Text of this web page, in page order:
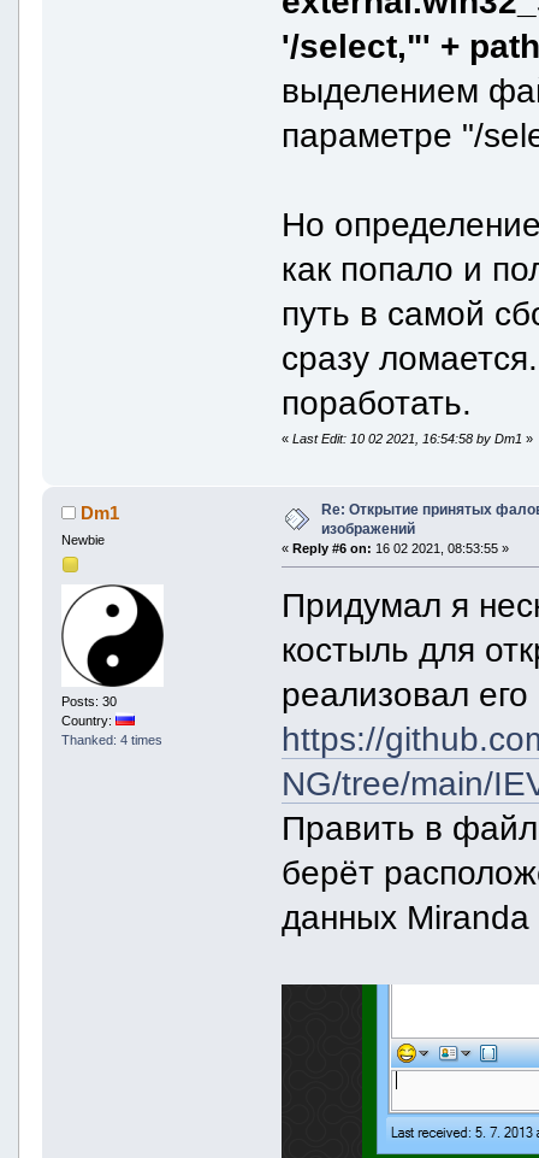
'/select,"' +
выделением
параметре "/
Но
как попало и
путь в самой
сразу
поработать.
«Last Edit: 10 02 2021, 16:54:58 by Dm1 »
Dm1
Newbie
Posts: 30
Country:
Thanked: 4 times
Re: Открытие принятых
изображений
«Reply #6 on: 16 02 2021, 08:53:55 »
Придумал я
костыль для
реализовал
https://
NG/tree/main/
Править в
берёт
данных Miranda